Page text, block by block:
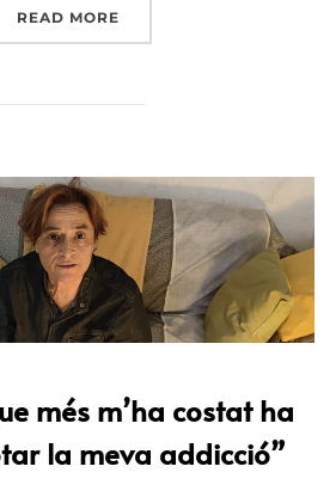
READ MORE
més m’ha costat ha
la meva addicció”